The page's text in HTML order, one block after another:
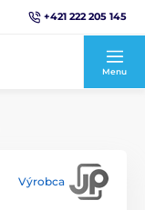
+421 222 205 145
Menu
Výrobca